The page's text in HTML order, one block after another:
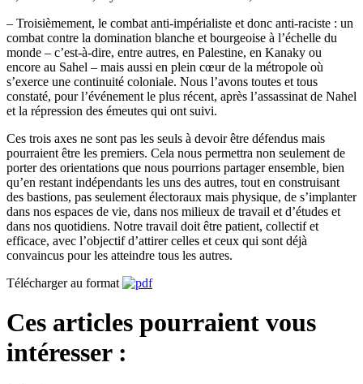
– Troisièmement, le combat anti-impérialiste et donc anti-raciste : un
combat contre la domination blanche et bourgeoise à l’échelle du
monde – c’est-à-dire, entre autres, en Palestine, en Kanaky ou
encore au Sahel – mais aussi en plein cœur de la métropole où
s’exerce une continuité coloniale. Nous l’avons toutes et tous
constaté, pour l’événement le plus récent, après l’assassinat de Nahel
et la répression des émeutes qui ont suivi.
Ces trois axes ne sont pas les seuls à devoir être défendus mais
pourraient être les premiers. Cela nous permettra non seulement de
porter des orientations que nous pourrions partager ensemble, bien
qu’en restant indépendants les uns des autres, tout en construisant
des bastions, pas seulement électoraux mais physique, de s’implanter
dans nos espaces de vie, dans nos milieux de travail et d’études et
dans nos quotidiens. Notre travail doit être patient, collectif et
efficace, avec l’objectif d’attirer celles et ceux qui sont déjà
convaincus pour les atteindre tous les autres.
Télécharger au format
Ces articles pourraient vous
intéresser :